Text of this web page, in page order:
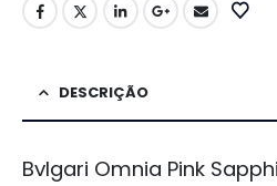
DESCRIÇÃO
Bvlgari Omnia Pink